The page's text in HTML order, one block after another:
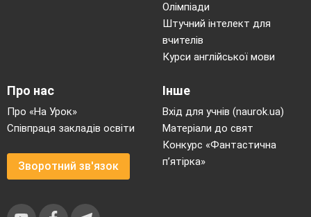
Олімпіади
Штучний інтелект для
вчителів
Курси англійської мови
Про нас
Про «На Урок»
Співпраця закладів освіти
Зворотний зв'язок
Інше
Вхід для учнів (naurok.ua)
Матеріали до свят
Конкурс «Фантастична
п’ятірка»